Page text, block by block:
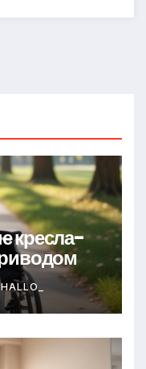
кресла-